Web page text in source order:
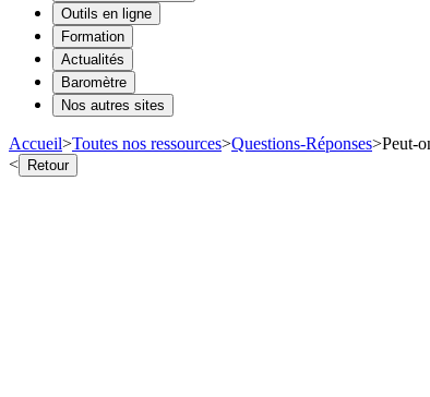
Outils en ligne
Formation
Actualités
Baromètre
Nos autres sites
Accueil>Toutes nos ressources>Questions-Réponses>Peut-
< Retour